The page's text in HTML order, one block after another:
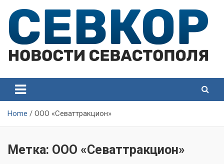
content
Севастополя
Севастополя
Home ООО «Севаттракцион»
Метка: ООО «Севаттракцион»